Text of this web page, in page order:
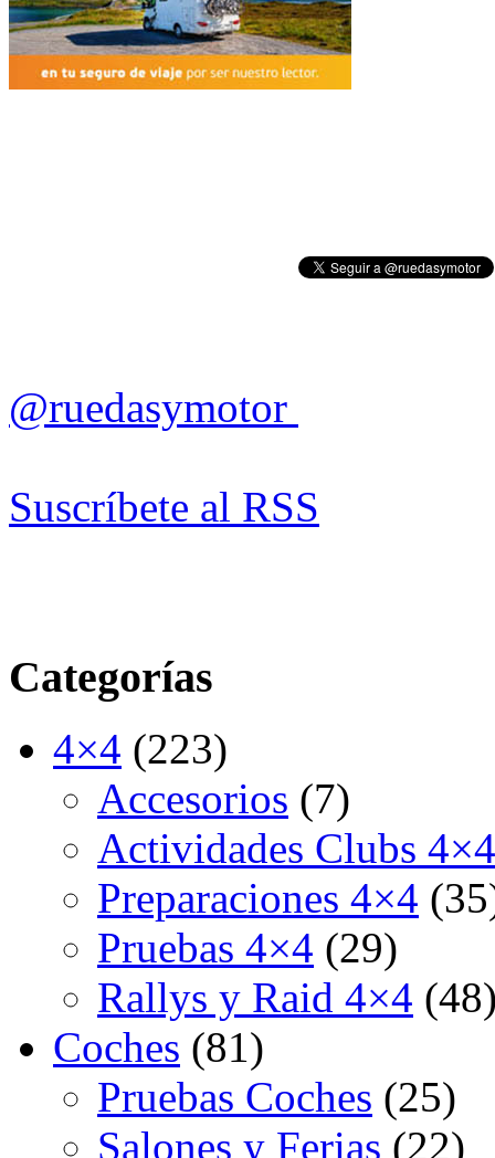
@ruedasymotor
Suscríbete al RSS
Categorías
4×4 (223)
Accesorios (7)
Actividades Clubs 4×4
Preparaciones 4×4
Pruebas 4×4 (29)
Rallys y Raid 4×4
Coches (81)
Pruebas Coches (25)
Salones y Ferias (22)